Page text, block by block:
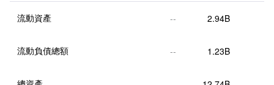
流動資產 -- 2.94B
流動負債總額 -- 1.23B